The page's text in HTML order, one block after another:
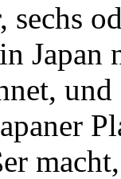
sechs